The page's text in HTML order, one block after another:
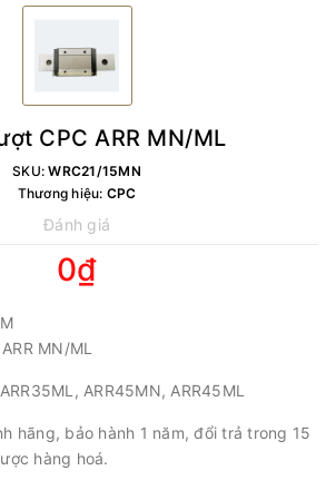
CPC ARR MN/ML
SKU:WRC21/15MN
Thương hiệu: CPC
Đánh giá
0₫
MN/ML
ARR45MN, ARR45ML
hãng, bảo hành 1 năm, đổi trả trong 15
hàng hoá.